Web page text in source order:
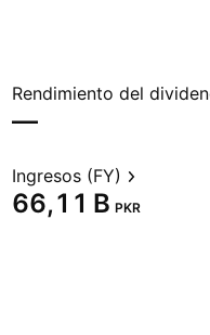
—
Ingresos (FY)
‪66,11 B‬ PKR